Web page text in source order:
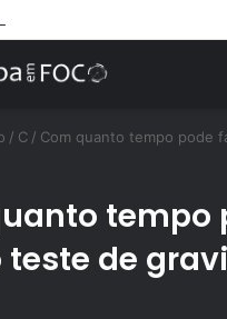
/ C / Com quanto tempo pode
tempo
teste de